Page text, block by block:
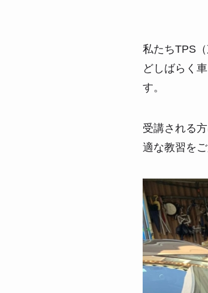
私たちTPS
どしばらく
す。
受講される
適な教習を